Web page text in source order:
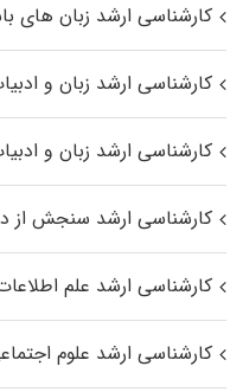
کارشناسی ارشد زبان‌ های
کارشناسی ارشد زبان و
کارشناسی ارشد زبان و
کارشناسی ارشد سنجش از
کارشناسی ارشد علم
کارشناسی ارشد علوم